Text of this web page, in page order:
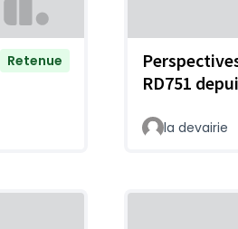
Retenue
RD751
la devairie